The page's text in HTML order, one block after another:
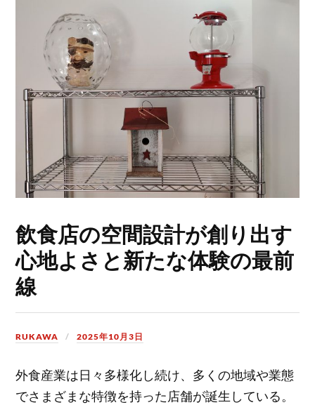
飲食店の空間設計が創り出す
心地よさと新たな体験の最前
線
RUKAWA 2025年10月3日
外食産業は日々多様化し続け、多くの地域や業態
でさまざまな特徴を持った店舗が誕生している。